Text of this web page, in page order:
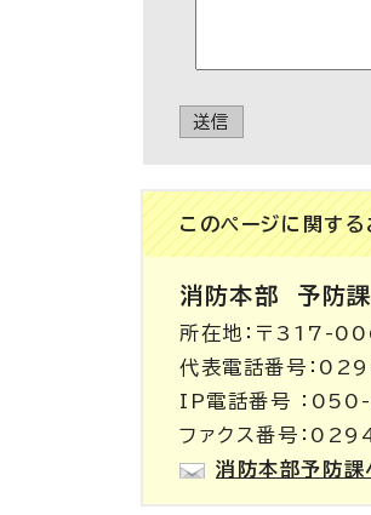
送信
このページに関する
消防本部 予防課
所在地：〒317-
代表電話番号：
IP電話番号 ：
ファクス番号：
消防本部予防課